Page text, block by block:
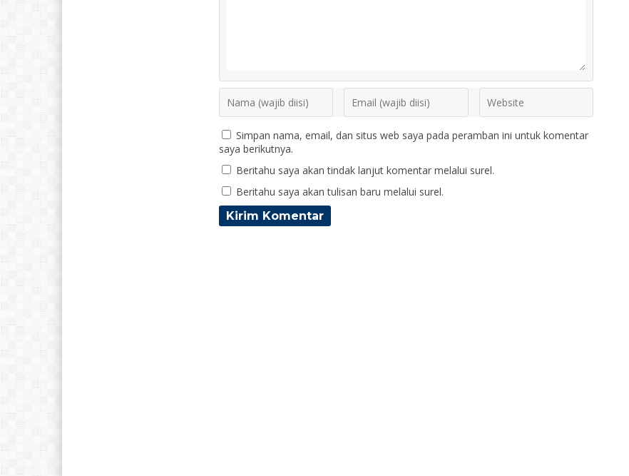
Simpan nama, email, dan situs web saya pada peramban ini untuk komentar
saya berikutnya.
Beritahu saya akan tindak lanjut komentar melalui surel.
Beritahu saya akan tulisan baru melalui surel.